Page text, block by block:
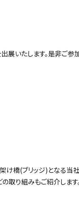
いたします。是非ご参加
け橋(ブリッジ)となる当
取り組みもご紹介します